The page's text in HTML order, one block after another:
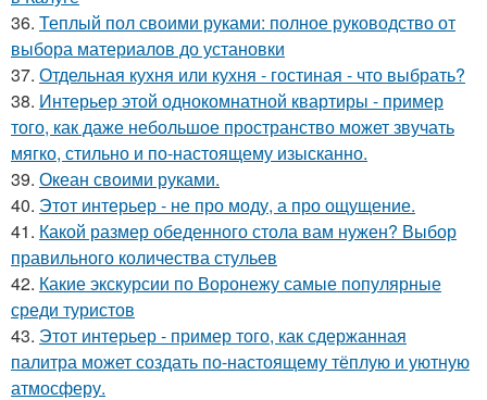
36. Теплый пол своими руками: полное руководство от
выбора материалов до установки
37. Отдельная кухня или кухня - гостиная - что выбрать?
38. Интерьер этой однокомнатной квартиры - пример
того, как даже небольшое пространство может звучать
мягко, стильно и по-настоящему изысканно.
39. Океан своими руками.
40. Этот интерьер - не про моду, а про ощущение.
41. Какой размер обеденного стола вам нужен? Выбор
правильного количества стульев
42. Какие экскурсии по Воронежу самые популярные
среди туристов
43. Этот интерьер - пример того, как сдержанная
палитра может создать по-настоящему тёплую и уютную
атмосферу.